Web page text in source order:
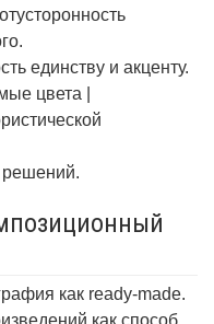
единству и акценту.
цвета |
как ready-made.
как способ